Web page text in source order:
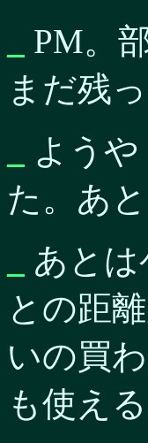
PM。
まだ残
よう
た。あ
あと
との距
いの買
も使え